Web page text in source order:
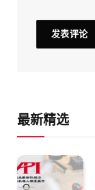
最新精选